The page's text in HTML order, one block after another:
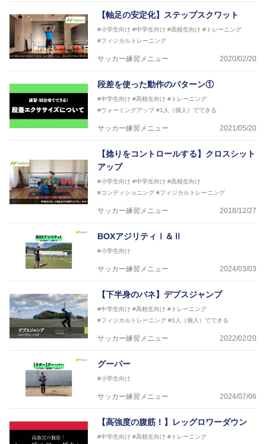
【軸足の安定化】ステップスクワット
#小学生向け #中学生向け #高校生向け #トレーニング
#フィジカルトレーニング
サッカー練習メニュー 2020/02/20
段差を使った動作のパターン①
#中学生向け #高校生向け #トレーニング
#ウォーミングアップ #1人（個人）でできる
サッカー練習メニュー 2021/05/20
【捻りをコントロールする】クロスシット
アップ
#小学生向け #中学生向け #高校生向け
#コンディショニング #フィジカルトレーニング
サッカー練習メニュー 2018/12/27
BOXアジリティⅠ＆Ⅱ
#小学生向け
サッカー練習メニュー 2024/03/03
【下半身のバネ】デプスジャンプ
#中学生向け #高校生向け #トレーニング
#フィジカルトレーニング #1人（個人）でできる
サッカー練習メニュー 2022/02/20
グーパー
#小学生向け
サッカー練習メニュー 2024/07/06
【高強度の腹筋！】レッグロワーダウン
#中学生向け #高校生向け #トレーニング